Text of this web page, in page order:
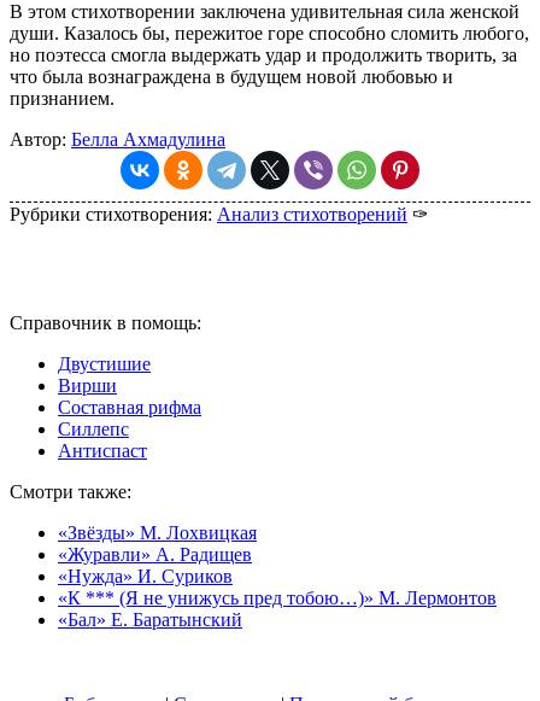
В этом стихотворении заключена удивительная сила женской
души. Казалось бы, пережитое горе способно сломить любого,
но поэтесса смогла выдержать удар и продолжить творить, за
что была вознаграждена в будущем новой любовью и
признанием.
Автор: Белла Ахмадулина
Рубрики стихотворения: Анализ стихотворений ✑
Справочник в помощь:
Двустишие
Вирши
Составная рифма
Силлепс
Антиспаст
Смотри также:
«Звёзды» М. Лохвицкая
«Журавли» А. Радищев
«Нужда» И. Суриков
«К *** (Я не унижусь пред тобою…)» М. Лермонтов
«Бал» Е. Баратынский